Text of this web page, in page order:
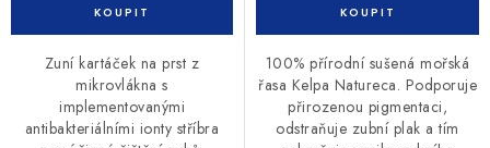
Zuní kartáček na prst z
mikrovlákna s
implementovanými
antibakteriálními ionty stříbra
100% přírodní sušená mořská
řasa Kelpa Natureca. Podporuje
přirozenou pigmentaci,
odstraňuje zubní plak a tím